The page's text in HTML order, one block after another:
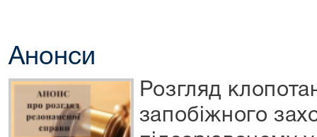
Анонси
Розгляд
запобіжного